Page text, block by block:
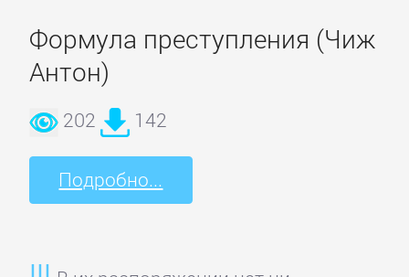
Формула преступления (Чиж
Антон)
202 142
Подробно...
19
века
Литература
20
века